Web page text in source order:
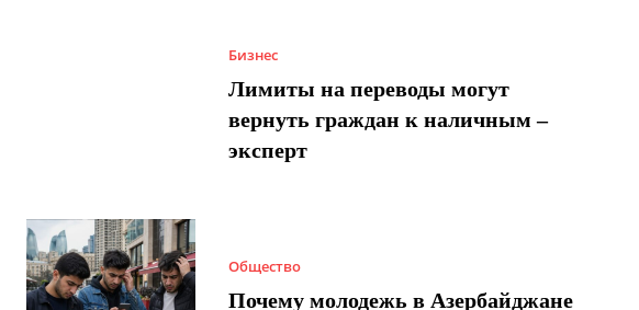
Бизнес
Лимиты на переводы могут
вернуть граждан к наличным –
эксперт
Общество
Почему молодежь в Азербайджане